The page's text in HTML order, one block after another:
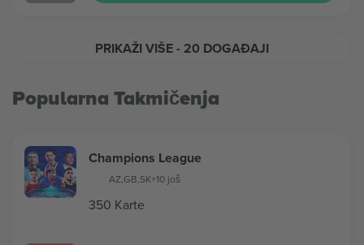
PRIKAŽI VIŠE- 20 DOGAĐAJI
Popularna Takmičenja
Champions League
AZ,GB,SK+10 još
350 Karte